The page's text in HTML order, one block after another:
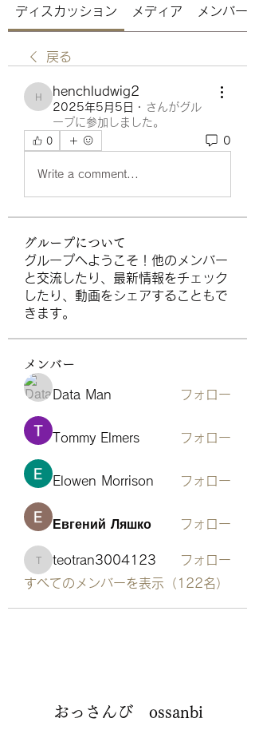
ディスカッション メディア メンバー
戻る
henchludwig2
henchludwig2
2025年5月5日 · さんがグル
ープに参加しました。
0 0
Write a comment...
グループについて
グループへようこそ！他のメンバー
と交流したり、最新情報をチェック
したり、動画をシェアすることもで
きます。
メンバー
Data Man フォロー
Tommy Elmers フォロー
Elowen Morrison フォロー
Евгений Ляшко フォロー
teotran3004123
teotran3004123
フォロー
すべてのメンバーを表示（122名）
おっさんび ossanbi